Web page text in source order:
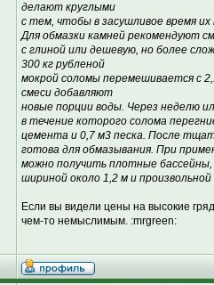
делают круглыми
с тем, чтобы в засушливое время
Для обмазки камней рекомендуют
с глиной или дешевую, но более
300 кг рубленой
мокрой соломы перемешивается с
смеси добавляют
новые порции воды. Через неделю
в течение которого солома
цемента и 0,7 м3 песка. После
готова для обмазывания. При
можно получить плотные
шириной около 1,2 м и
Если вы видели цены на высокие
чем-то немыслимым. :mrgreen: